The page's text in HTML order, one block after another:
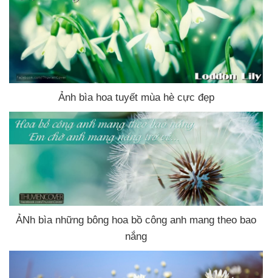
Ảnh bìa hoa tuyết mùa hè cực đẹp
ẢNh bìa những bông hoa bồ công anh mang theo bao
nắng